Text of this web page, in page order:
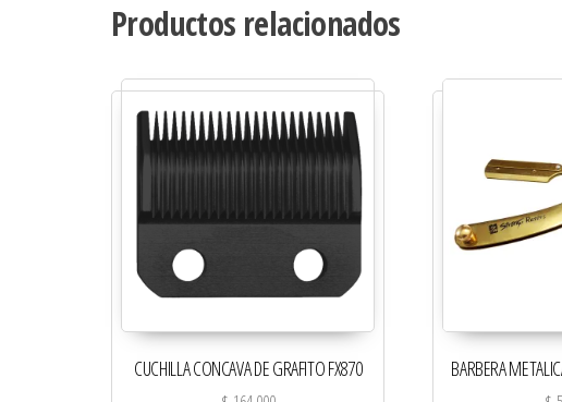
Productos relacionados
CUCHILLA CONCAVA DE GRAFITO FX870 BARBERA